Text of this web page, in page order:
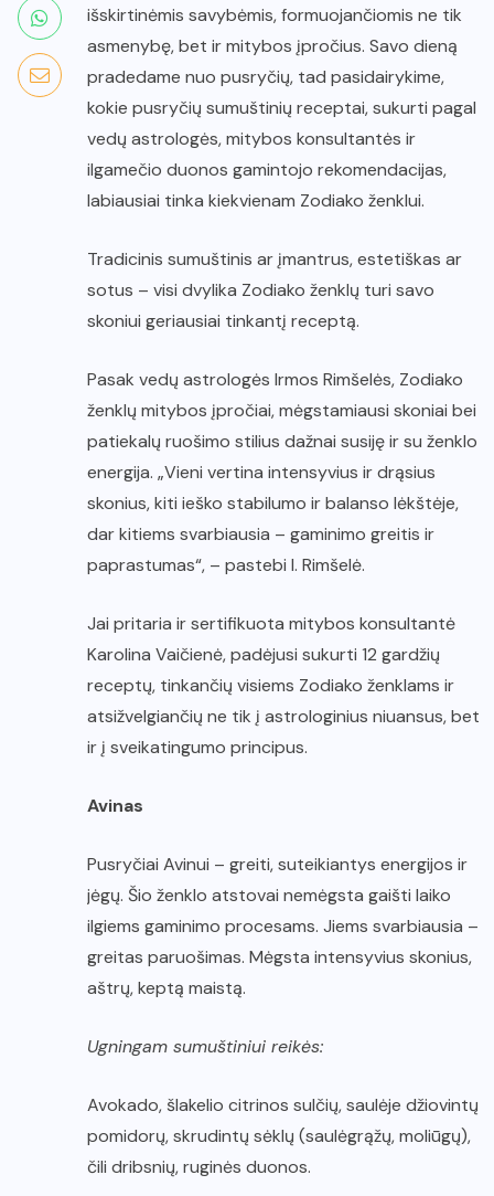
išskirtinėmis savybėmis, formuojančiomis ne tik
asmenybę, bet ir mitybos įpročius. Savo dieną
pradedame nuo pusryčių, tad pasidairykime,
kokie pusryčių sumuštinių receptai, sukurti pagal
vedų astrologės, mitybos konsultantės ir
ilgamečio duonos gamintojo rekomendacijas,
labiausiai tinka kiekvienam Zodiako ženklui.
Tradicinis sumuštinis ar įmantrus, estetiškas ar
sotus – visi dvylika Zodiako ženklų turi savo
skoniui geriausiai tinkantį receptą.
Pasak vedų astrologės Irmos Rimšelės, Zodiako
ženklų mitybos įpročiai, mėgstamiausi skoniai bei
patiekalų ruošimo stilius dažnai susiję ir su ženklo
energija. „Vieni vertina intensyvius ir drąsius
skonius, kiti ieško stabilumo ir balanso lėkštėje,
dar kitiems svarbiausia – gaminimo greitis ir
paprastumas“, – pastebi I. Rimšelė.
Jai pritaria ir sertifikuota mitybos konsultantė
Karolina Vaičienė, padėjusi sukurti 12 gardžių
receptų, tinkančių visiems Zodiako ženklams ir
atsižvelgiančių ne tik į astrologinius niuansus, bet
ir į sveikatingumo principus.
Avinas
Pusryčiai Avinui – greiti, suteikiantys energijos ir
jėgų. Šio ženklo atstovai nemėgsta gaišti laiko
ilgiems gaminimo procesams. Jiems svarbiausia –
greitas paruošimas. Mėgsta intensyvius skonius,
aštrų, keptą maistą.
Ugningam sumuštiniui reikės:
Avokado, šlakelio citrinos sulčių, saulėje džiovintų
pomidorų, skrudintų sėklų (saulėgrąžų, moliūgų),
čili dribsnių, ruginės duonos.